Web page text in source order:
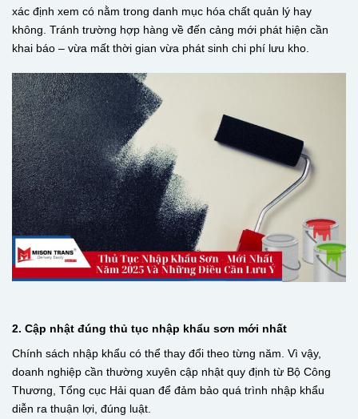
xác định xem có nằm trong danh mục hóa chất quản lý hay
không. Tránh trường hợp hàng về đến cảng mới phát hiện cần
khai báo – vừa mất thời gian vừa phát sinh chi phí lưu kho.
2. Cập nhật đúng thủ tục nhập khẩu sơn mới nhất
Chính sách nhập khẩu có thể thay đổi theo từng năm. Vì vậy,
doanh nghiệp cần thường xuyên cập nhật quy định từ Bộ Công
Thương, Tổng cục Hải quan để đảm bảo quá trình nhập khẩu
diễn ra thuận lợi, đúng luật.